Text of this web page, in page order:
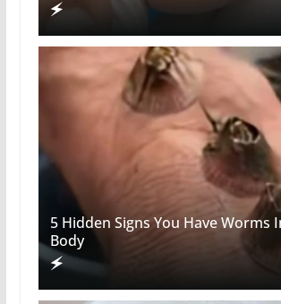
5 Hidden Signs You Have Worms
Body